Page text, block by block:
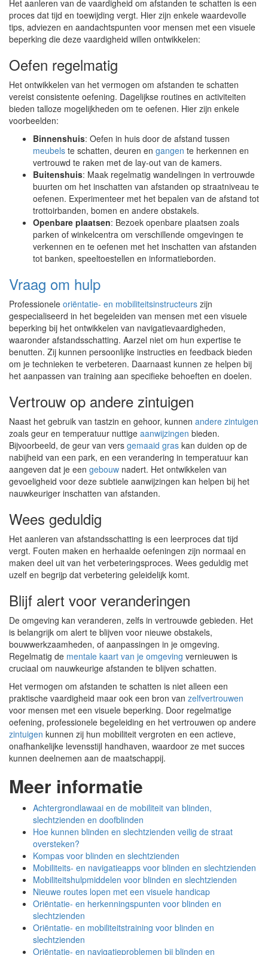
Het aanleren van de vaardigheid om afstanden te schatten is een
proces dat tijd en toewijding vergt. Hier zijn enkele waardevolle
tips, adviezen en aandachtspunten voor mensen met een visuele
beperking die deze vaardigheid willen ontwikkelen:
Oefen regelmatig
Het ontwikkelen van het vermogen om afstanden te schatten
vereist consistente oefening. Dagelijkse routines en activiteiten
bieden talloze mogelijkheden om te oefenen. Hier zijn enkele
voorbeelden:
Binnenshuis: Oefen in huis door de afstand tussen
meubels te schatten, deuren en gangen te herkennen en
vertrouwd te raken met de lay-out van de kamers.
Buitenshuis: Maak regelmatig wandelingen in vertrouwde
buurten om het inschatten van afstanden op straatniveau te
oefenen. Experimenteer met het bepalen van de afstand tot
trottoirbanden, bomen en andere obstakels.
Openbare plaatsen: Bezoek openbare plaatsen zoals
parken of winkelcentra om verschillende omgevingen te
verkennen en te oefenen met het inschatten van afstanden
tot banken, speeltoestellen en informatieborden.
Vraag om hulp
Professionele oriëntatie- en mobiliteitsinstructeurs zijn
gespecialiseerd in het begeleiden van mensen met een visuele
beperking bij het ontwikkelen van navigatievaardigheden,
waaronder afstandsschatting. Aarzel niet om hun expertise te
benutten. Zij kunnen persoonlijke instructies en feedback bieden
om je technieken te verbeteren. Daarnaast kunnen ze helpen bij
het aanpassen van training aan specifieke behoeften en doelen.
Vertrouw op andere zintuigen
Naast het gebruik van tastzin en gehoor, kunnen andere zintuigen
zoals geur en temperatuur nuttige aanwijzingen bieden.
Bijvoorbeeld, de geur van vers gemaaid gras kan duiden op de
nabijheid van een park, en een verandering in temperatuur kan
aangeven dat je een gebouw nadert. Het ontwikkelen van
gevoeligheid voor deze subtiele aanwijzingen kan helpen bij het
nauwkeuriger inschatten van afstanden.
Wees geduldig
Het aanleren van afstandsschatting is een leerproces dat tijd
vergt. Fouten maken en herhaalde oefeningen zijn normaal en
maken deel uit van het verbeteringsproces. Wees geduldig met
uzelf en begrijp dat verbetering geleidelijk komt.
Blijf alert voor veranderingen
De omgeving kan veranderen, zelfs in vertrouwde gebieden. Het
is belangrijk om alert te blijven voor nieuwe obstakels,
bouwwerkzaamheden, of aanpassingen in je omgeving.
Regelmatig de mentale kaart van je omgeving vernieuwen is
cruciaal om nauwkeurige afstanden te blijven schatten.
Het vermogen om afstanden te schatten is niet alleen een
praktische vaardigheid maar ook een bron van zelfvertrouwen
voor mensen met een visuele beperking. Door regelmatige
oefening, professionele begeleiding en het vertrouwen op andere
zintuigen kunnen zij hun mobiliteit vergroten en een actieve,
onafhankelijke levensstijl handhaven, waardoor ze met succes
kunnen deelnemen aan de maatschappij.
Meer informatie
Achtergrondlawaai en de mobiliteit van blinden,
slechtzienden en doofblinden
Hoe kunnen blinden en slechtzienden veilig de straat
oversteken?
Kompas voor blinden en slechtzienden
Mobiliteits- en navigatieapps voor blinden en slechtzienden
Mobiliteitshulpmiddelen voor blinden en slechtzienden
Nieuwe routes lopen met een visuele handicap
Oriëntatie- en herkenningspunten voor blinden en
slechtzienden
Oriëntatie- en mobiliteitstraining voor blinden en
slechtzienden
Oriëntatie- en navigatieproblemen bij blinden en